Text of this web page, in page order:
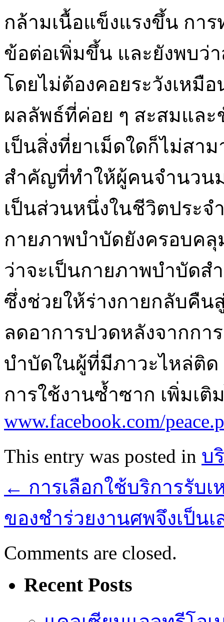
กล้ามเนื้อแข็งแรงขึ้น กา
ข้อต่อเพิ่มขึ้น และยังพบว่
โดยไม่ต้องคอยระวังเหมื
ผลลัพธ์ที่ค่อย ๆ สะสมและ
เป็นสิ่งที่ยาเม็ดใดก็ไม่สา
สำคัญที่ทำให้ผู้คนจำนวน
เป็นส่วนหนึ่งในชีวิตประ
กายภาพบำบัดยังครอบคลุ
ว่าจะเป็นกายภาพบำบัดส
ซึ่งช่วยให้ร่างกายกลับคืน
ลดอาการปวดหลังจากกา
บำบัดในผู้ที่มีภาวะไหล่ติด
การใช้งานซ้ำซาก เพิ่มเติ
www.facebook.com/
This entry was posted in บ
← การเลือกใช้บริการรับเ
ของชำร่วยงานศพจึงเป็
Comments are closed.
Recent Posts